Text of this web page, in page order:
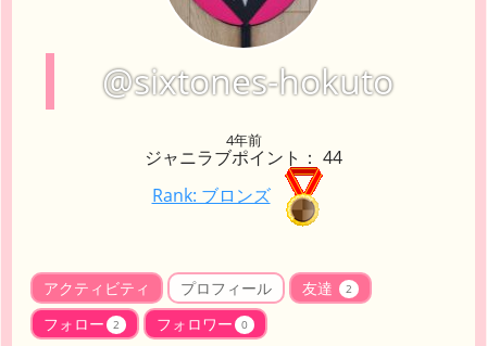
@sixtones-hokuto
4年前
ジャニラブポイント： 44
Rank: ブロンズ
アクティビティ プロフィール 友達 2
フォロー 2 フォロワー 0